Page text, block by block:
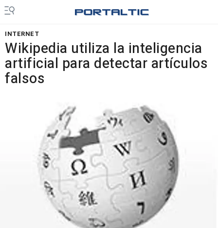
INTERNET
Wikipedia utiliza la inteligencia
artificial para detectar artículos
falsos